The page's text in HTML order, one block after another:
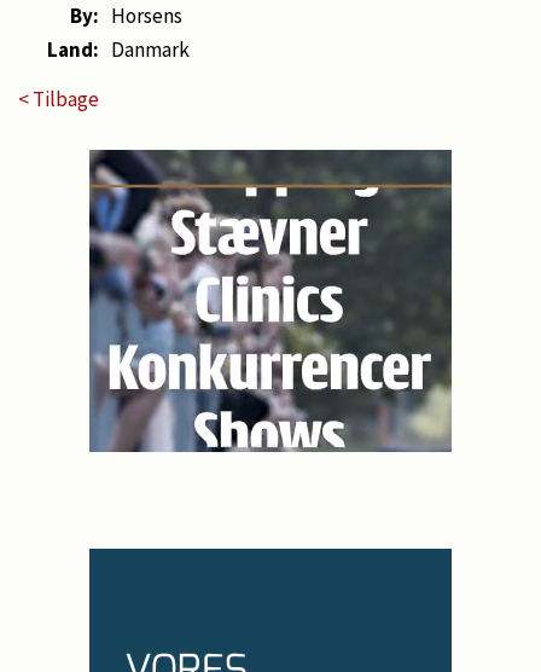
By: Horsens
Land: Danmark
< Tilbage